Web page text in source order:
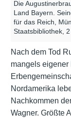
Die
Land Bayern.
für das Reich,
Staatsbibliothek,
Nach dem Tod
mangels eigener
Nordamerika
Nachkommen
Wagner. Größte